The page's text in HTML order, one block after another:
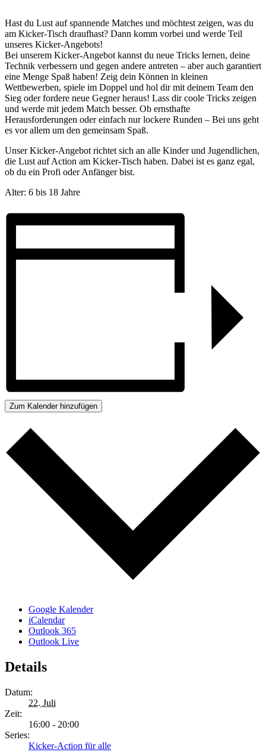
Hast du Lust auf spannende Matches und möchtest zeigen, was du
am Kicker-Tisch draufhast? Dann komm vorbei und werde Teil
unseres Kicker-Angebots!
Bei unserem Kicker-Angebot kannst du neue Tricks lernen, deine
Technik verbessern und gegen andere antreten – aber auch garantiert
eine Menge Spaß haben! Zeig dein Können in kleinen
Wettbewerben, spiele im Doppel und hol dir mit deinem Team den
Sieg oder fordere neue Gegner heraus! Lass dir coole Tricks zeigen
und werde mit jedem Match besser. Ob ernsthafte
Herausforderungen oder einfach nur lockere Runden – Bei uns geht
es vor allem um den gemeinsam Spaß.
Unser Kicker-Angebot richtet sich an alle Kinder und Jugendlichen,
die Lust auf Action am Kicker-Tisch haben. Dabei ist es ganz egal,
ob du ein Profi oder Anfänger bist.
Alter: 6 bis 18 Jahre
Zum Kalender hinzufügen
Google Kalender
iCalendar
Outlook 365
Outlook Live
Details
Datum:
22. Juli
Zeit:
16:00 - 20:00
Series:
Kicker-Action für alle